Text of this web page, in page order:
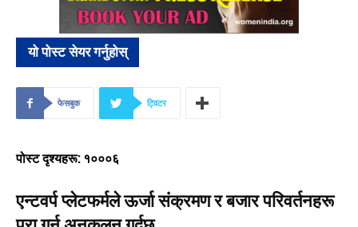
यो पोस्ट सेयर गर्नुहोस्
फेसबुक ट्विटर
पोस्ट दृश्यहरू: १०००६
एन्टवर्प प्लेटफर्मले ऊर्जा संक्रमण र बजार परिवर्तनहरू